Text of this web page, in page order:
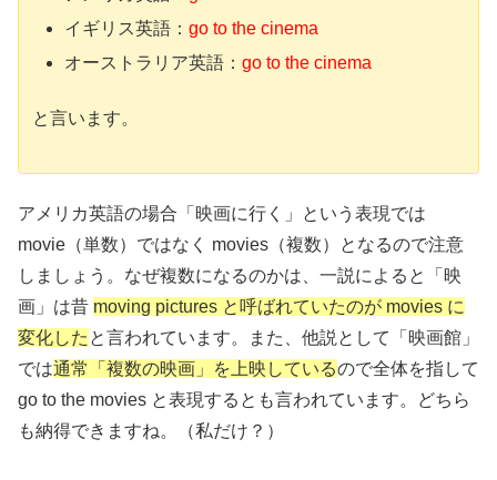
イギリス英語：go to the cinema
オーストラリア英語：go to the cinema
と言います。
アメリカ英語の場合「映画に行く」という表現では
movie（単数）ではなく movies（複数）となるので注意
しましょう。なぜ複数になるのかは、一説によると「映
画」は昔 moving pictures と呼ばれていたのが movies に
変化した と言われています。また、他説として「映画館」
では通常「複数の映画」を上映しているので全体を指して
go to the movies と表現するとも言われています。どちら
も納得できますね。（私だけ？）